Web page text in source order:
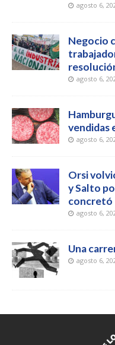
agosto 6,
Negocio
agosto 6,
vendidas
agosto 6,
Orsi
y Salto
concretó
agosto 6,
Una
agosto 6,